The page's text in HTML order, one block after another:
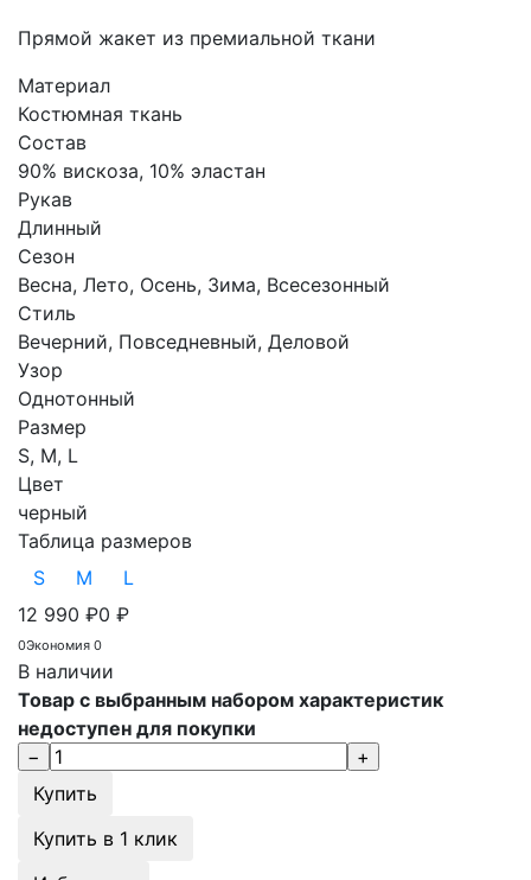
Прямой жакет из премиальной ткани
Материал
Костюмная ткань
Состав
90% вискоза, 10% эластан
Рукав
Длинный
Сезон
Весна, Лето, Осень, Зима, Всесезонный
Стиль
Вечерний, Повседневный, Деловой
Узор
Однотонный
Размер
S, M, L
Цвет
черный
Таблица размеров
S
M
L
12 990 ₽0 ₽
0Экономия 0
В наличии
Товар с выбранным набором характеристик
недоступен для покупки
Купить в 1 клик